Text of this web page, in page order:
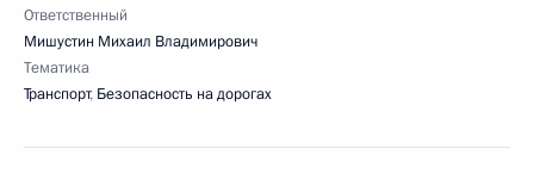
Ответственный
Мишустин Михаил Владимирович
Тематика
Транспорт, Безопасность на дорогах